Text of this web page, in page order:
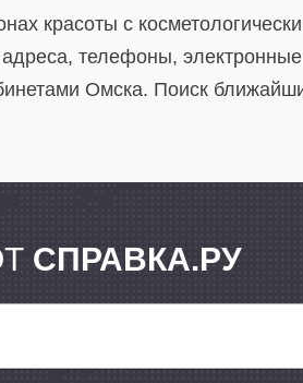
красоты с
телефоны,
Омска. Поиск
СПРАВКА.РУ